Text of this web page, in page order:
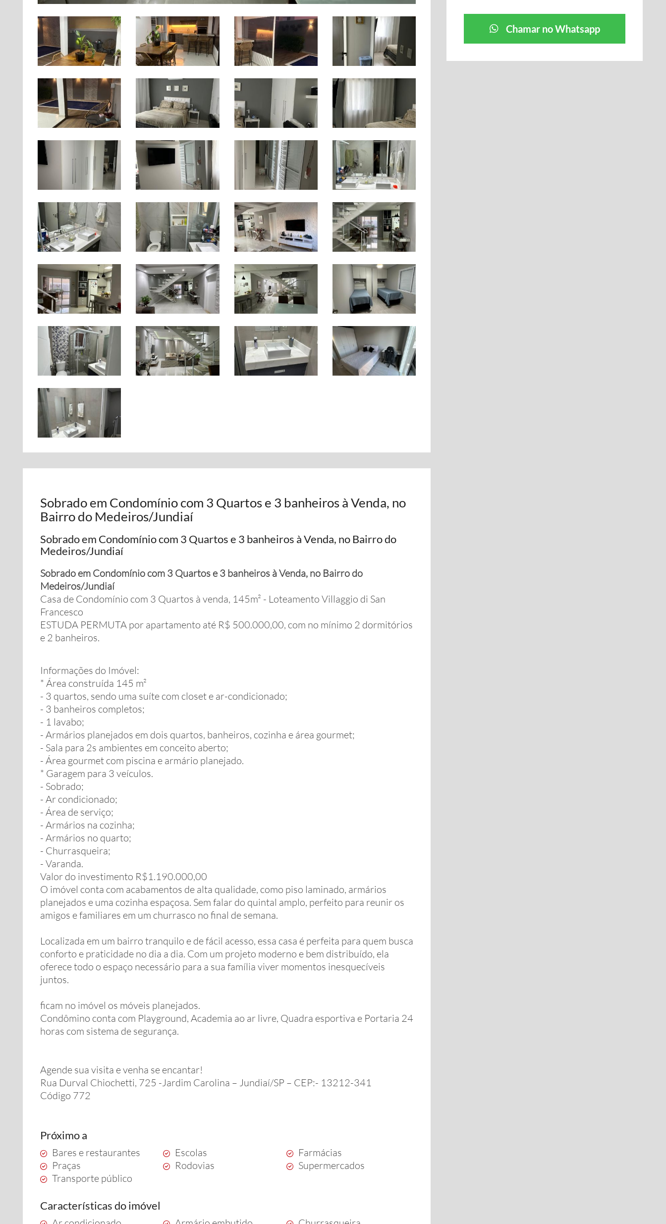
Sobrado em Condomínio com 3 Quartos e 3 banheiros à Venda, no
Bairro do Medeiros/Jundiaí
Sobrado em Condomínio com 3 Quartos e 3 banheiros à Venda, no Bairro do
Medeiros/Jundiaí
Sobrado em Condomínio com 3 Quartos e 3 banheiros à Venda, no Bairro do
Medeiros/Jundiaí
Casa de Condomínio com 3 Quartos à venda, 145m² - Loteamento Villaggio di San
Francesco
ESTUDA PERMUTA por apartamento até R$ 500.000,00, com no mínimo 2 dormitórios
e 2 banheiros.
Informações do Imóvel:
* Área construída 145 m²
- 3 quartos, sendo uma suíte com closet e ar-condicionado;
- 3 banheiros completos;
- 1 lavabo;
- Armários planejados em dois quartos, banheiros, cozinha e área gourmet;
- Sala para 2s ambientes em conceito aberto;
- Área gourmet com piscina e armário planejado.
* Garagem para 3 veículos.
- Sobrado;
- Ar condicionado;
- Área de serviço;
- Armários na cozinha;
- Armários no quarto;
- Churrasqueira;
- Varanda.
Valor do investimento R$1.190.000,00
O imóvel conta com acabamentos de alta qualidade, como piso laminado, armários
planejados e uma cozinha espaçosa. Sem falar do quintal amplo, perfeito para reunir os
amigos e familiares em um churrasco no final de semana.
Localizada em um bairro tranquilo e de fácil acesso, essa casa é perfeita para quem busca
conforto e praticidade no dia a dia. Com um projeto moderno e bem distribuído, ela
oferece todo o espaço necessário para a sua família viver momentos inesquecíveis
juntos.
ficam no imóvel os móveis planejados.
Condômino conta com Playground, Academia ao ar livre, Quadra esportiva e Portaria 24
horas com sistema de segurança.
Agende sua visita e venha se encantar!
Rua Durval Chiochetti, 725 -Jardim Carolina – Jundiaí/SP – CEP:- 13212-341
Código 772
Próximo a
Bares e restaurantes Escolas
Farmácias
Praças
Rodovias
Supermercados
Transporte público
Características do imóvel
Chamar no Whatsapp